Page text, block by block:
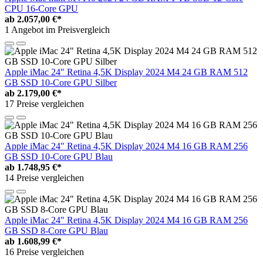
CPU 16-Core GPU
ab 2.057,00 €*
1 Angebot im Preisvergleich
Apple iMac 24" Retina 4,5K Display 2024 M4 24 GB RAM 512
GB SSD 10-Core GPU Silber
ab 2.179,00 €*
17 Preise vergleichen
Apple iMac 24" Retina 4,5K Display 2024 M4 16 GB RAM 256
GB SSD 10-Core GPU Blau
ab 1.748,95 €*
14 Preise vergleichen
Apple iMac 24" Retina 4,5K Display 2024 M4 16 GB RAM 256
GB SSD 8-Core GPU Blau
ab 1.608,99 €*
16 Preise vergleichen